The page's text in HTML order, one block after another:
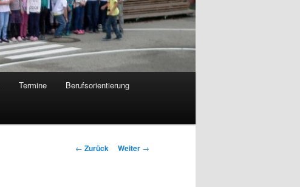
Termine Berufsorientierung
Beitrags-
← Zurück Weiter →